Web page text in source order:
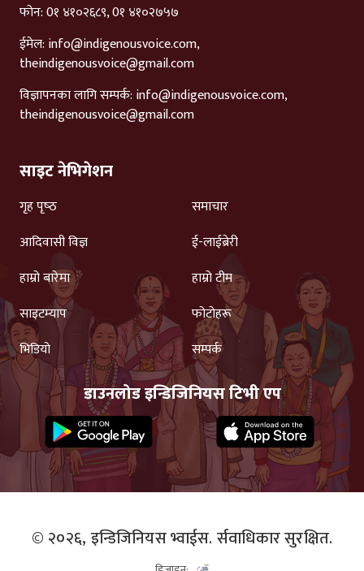
फोन: 0१ ४१०२६८९, 0१ ४१०२७५७
ईमेल: info@indigenousvoice.com,
theindigenousvoice@gmail.com
विज्ञापनका लागि सम्पर्क: info@indigenousvoice.com,
theindigenousvoice@gmail.com
साइट नेभिगेशन
गृह पृष्‍ठ
समाचार
आदिवासी विज्ञ
ई-लाईब्रेरी
हाम्रो बारेमा
हाम्रो टीम
साइटम्याप
फोटोहरू
भिडियो
सम्पर्क
डाउनलोड इन्डिजिनियस टिभी एप
© २०२६, इन्डिजिनियस भ्वाईस. र्सवाधिकार सुरक्षित.